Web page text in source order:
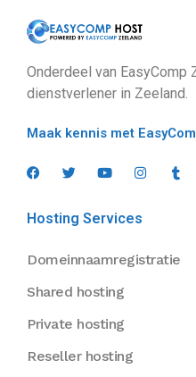
Onderdeel van EasyComp
dienstverlener in Zeeland.
Maak kennis met
Hosting Services
Domeinnaamregistratie
Shared hosting
Private hosting
Reseller hosting